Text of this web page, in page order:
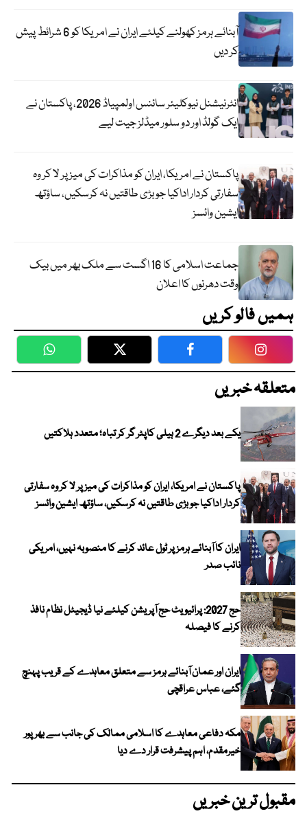
آبنائے ہرمز کھولنے کیلئے ایران نے امریکا کو 6 شرائط پیش
کر دیں
انٹرنیشنل نیوکلیئر سائنس اولمپیاڈ 2026، پاکستان نے
ایک گولڈ اور دو سلور میڈلز جیت لیے
پاکستان نے امریکا، ایران کو مذاکرات کی میز پر لا کر وہ
سفارتی کردار اداکیا جو بڑی طاقتیں نہ کرسکیں، ساؤتھ
ایشین وائسز
جماعت اسلامی کا 16 اگست سے ملک بھر میں بیک
وقت دھرنوں کا اعلان
ہمیں فالو کریں
WhatsApp Twitter Facebook
متعلقہ خبریں
یکے بعد دیگرے 2 ہیلی کاپٹر گر کر تباہ؛ متعدد ہلاکتیں
پاکستان نے امریکا، ایران کو مذاکرات کی میز پر لا کر وہ سفارتی
کردار اداکیا جو بڑی طاقتیں نہ کرسکیں، ساؤتھ ایشین وائسز
ایران کا آبنائے ہرمز پر ٹول عائد کرنے کا منصوبہ نہیں، امریکی
نائب صدر
حج 2027: پرائیویٹ حج آپریشن کیلئے نیا ڈیجیٹل نظام نافذ
کرنے کا فیصلہ
ایران اور عمان آبنائے ہرمز سے متعلق معاہدے کے قریب پہنچ
گئے، عباس عراقچی
مکہ دفاعی معاہدے کا اسلامی ممالک کی جانب سے بھرپور
خیرمقدم، اہم پیشرفت قرار دے دیا
مقبول ترین خبریں